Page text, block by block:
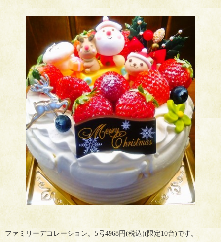
ファミリーデコレーション。5号4968円(税込)(限定10台)です。